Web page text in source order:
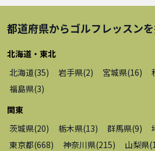
都道府県からゴルフレッスン
北海道・東北
北海道(35) 岩手県(2) 宮城県(16)
福島県(3)
関東
茨城県(20) 栃木県(13) 群馬県(9)
東京都(668) 神奈川県(215) 山梨県(1